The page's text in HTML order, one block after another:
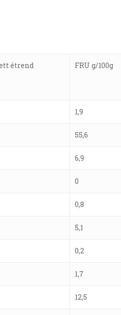
étrend FRU g/100g
1,9
55,6
6,9
0
0,8
5,1
0,2
1,7
12,5